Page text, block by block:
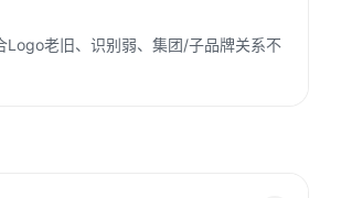
Logo老旧、识别弱、集团/子品牌关系不